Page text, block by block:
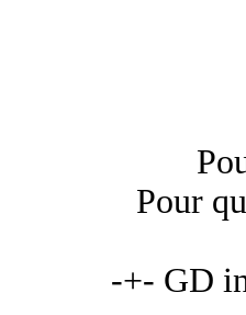
Pour
-+- GD